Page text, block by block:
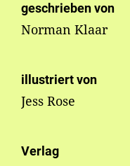
geschrieben von
Norman Klaar
illustriert von
Jess Rose
Verlag